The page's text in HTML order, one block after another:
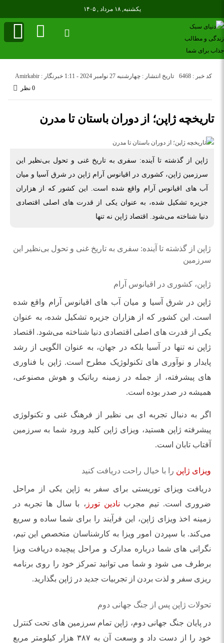
یکشنبه, ۱۸ مرداد , ۱۴۰۵
تاریخ انتشار : چهارشنبه 27 نوامبر 2024 - 1:11 خبرنگار : Amirkabir
کد خبر : 6468
0 نظر
تاریخچه ژاپن؛ از دوران باستان تا مدرن
ژاپن از گذشته تا آینده: سفری به تاریخ غنی و تحول بی‌نظیر این
سرزمین ژاپن، کشوری در اقیانوس آرام ژاپن در شرق آسیا و میان
آب ‌های اقیانوس آرام واقع شده است. این کشور که از هزاران
جزیره تشکیل شده، به عنوان یکی از قدرت ‌های اصلی اقتصادی
دنیا شناخته می‌شود. اقتصاد ژاپن نه تنها
ژاپن از گذشته تا آینده: سفری به تاریخ غنی و تحول بی‌نظیر این
سرزمین
ژاپن، کشوری در اقیانوس آرام
ژاپن در شرق آسیا و میان آب ‌های اقیانوس آرام واقع شده
است. این کشور که از هزاران جزیره تشکیل شده، به عنوان
یکی از قدرت ‌های اصلی اقتصادی دنیا شناخته می‌شود. اقتصاد
ژاپن نه تنها در آسیا بلکه در جهان، به عنوان الگویی از رشد
پایدار و نوآوری ‌های تکنولوژیک مطرح است. ژاپن با فناوری
‌های پیشرفته، از جمله در زمینه رباتیک و هوش مصنوعی،
همیشه در صدر بوده است.
اگر به دنبال تجربه ‌ای بی ‌نظیر از فرهنگ غنی و تکنولوژی
پیشرفته ژاپن هستید، ویزای ژاپن کلید ورود شما به سرزمین
آفتاب تابان است.
ویزای ژاپن را با خیال راحت دریافت کنید
دریافت ویزای توریستی برای سفر به ژاپن یکی از مراحل
ضروری است. تیم مجرب نادین تورز ، با سال ‌ها تجربه در
زمینه اخذ ویزای ژاپن، این فرآیند را برای شما ساده و سریع
می‌کند. با سپردن امور ویزا به کارشناسان متخصص این تیم،
نگرانی‌ های شما درباره مدارک و مراحل پیچیده دریافت ویزا
برطرف می شود و شما می ‌توانید تمرکز خود را روی برنامه
‌ریزی سفر و لذت بردن از تجربیات جدید در ژاپن بگذارید.
تحولات ژاپن پس از جنگ جهانی دوم
در پایان جنگ جهانی دوم، ژاپن تمام سرزمین‌ های تحت کنترل
خود را از دست داد و وسعت آن به ۳۸۷ هزار کیلومتر مربع